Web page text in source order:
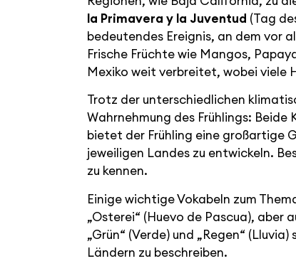
la Primavera y la Juventud (Tag
bedeutendes Ereignis, an dem vor
Frische Früchte wie Mangos,
Mexiko weit verbreitet, wobei viele
Trotz der unterschiedlichen
Wahrnehmung des Frühlings:
bietet der Frühling eine großartige
jeweiligen Landes zu entwickeln.
zu kennen.
Einige wichtige Vokabeln zum
„Osterei“ (Huevo de Pascua), aber
„Grün“ (Verde) und „Regen“
Ländern zu beschreiben.